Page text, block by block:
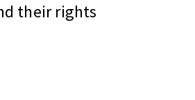
their rights